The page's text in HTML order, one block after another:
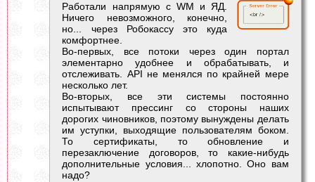
Работали напрямую с WM и ЯД.
Ничего невозможного, конечно,
но... через Робокассу это куда
комфортнее.
Во-первых, все потоки через один портал
элементарно удобнее и обрабатывать, и
отслеживать. API не менялся по крайней мере
несколько лет.
Во-вторых, все эти системы постоянно
испытывают прессинг со стороны наших
дорогих чиновников, поэтому вынуждены делать
им уступки, выходящие пользователям боком.
То сертификаты, то обновление и
перезаключение договоров, то какие-нибудь
дополнительные условия... хлопотно. Оно вам
надо?